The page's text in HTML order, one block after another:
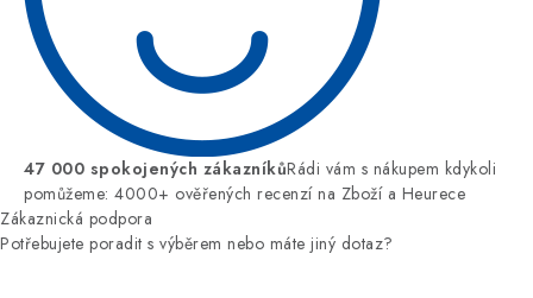
47 000 spokojených zákazníkůRádi vám s nákupem kdykoli
pomůžeme: 4000+ ověřených recenzí na Zboží a Heurece
Zákaznická podpora
Potřebujete poradit s výběrem nebo máte jiný dotaz?